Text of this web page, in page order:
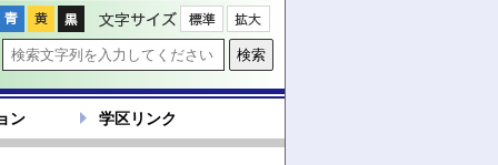
文字サイズ
ン 学区リンク